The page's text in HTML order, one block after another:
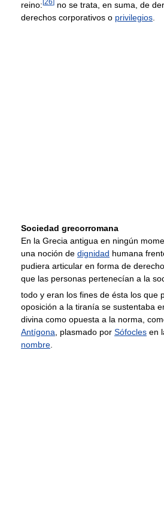
reino:
no se trata, en suma, de
derechos corporativos o privilegios
Sociedad grecorromana
En la Grecia antigua en ningún
una noción de dignidad humana
pudiera articular en forma de
que las personas pertenecían a la
todo y eran los fines de ésta los que
oposición a la tiranía se sustentaba
divina como opuesta a la norma,
Antígona, plasmado por Sófocles en
nombre.